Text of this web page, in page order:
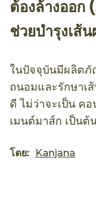
ต้องล้างออก
ช่วยบำรุงเส้
ในปัจจุบันมีผลิตภั
ถนอมและรักษาเ
ดี ไม่ว่าจะเป็น ค
เมนต์มาส์ก เป็นต้
โดย: Kanjana